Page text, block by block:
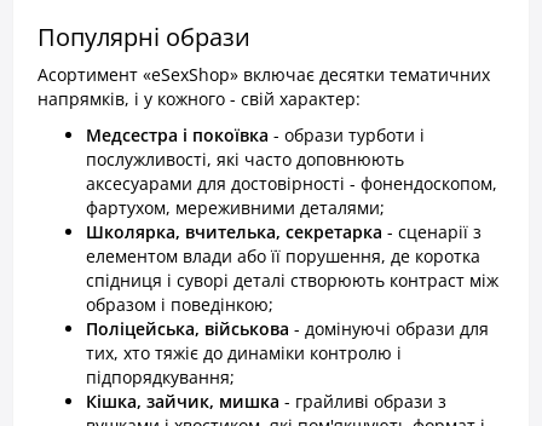
Популярні образи
Асортимент «eSexShop» включає десятки тематичних
напрямків, і у кожного - свій характер:
Медсестра і покоївка - образи турботи і
послужливості, які часто доповнюють
аксесуарами для достовірності - фонендоскопом,
фартухом, мереживними деталями;
Школярка, вчителька, секретарка - сценарії з
елементом влади або її порушення, де коротка
спідниця і суворі деталі створюють контраст між
образом і поведінкою;
Поліцейська, військова - домінуючі образи для
тих, хто тяжіє до динаміки контролю і
підпорядкування;
Кішка, зайчик, мишка - грайливі образи з